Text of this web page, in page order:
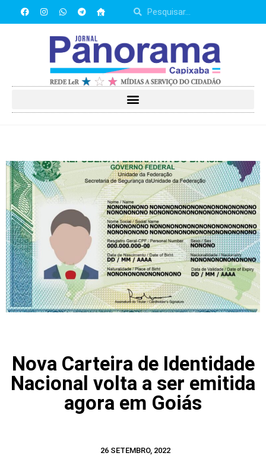
Nova Carteira de Identidade
Nacional volta a ser emitida
agora em Goiás
26 SETEMBRO, 2022